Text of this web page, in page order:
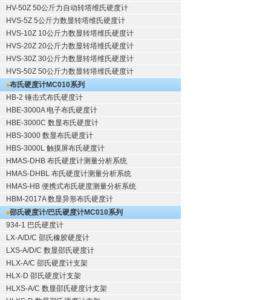
HV-50Z 50公斤力自动转塔维氏硬度计
HVS-5Z 5公斤力数显转塔维氏硬度计
HVS-10Z 10公斤力数显转塔维氏硬度计
HVS-20Z 20公斤力数显转塔维氏硬度计
HVS-30Z 30公斤力数显转塔维氏硬度计
HVS-50Z 50公斤力数显转塔维氏硬度计
布氏硬度计MC010系列
HB-2 锤击式布氏硬度计
HBE-3000A 电子布氏硬度计
HBE-3000C 数显布氏硬度计
HBS-3000 数显布氏硬度计
HBS-3000L 触摸屏布氏硬度计
HMAS-DHB 布氏硬度计测量分析系统
HMAS-DHBL 布氏硬度计测量分析系统
HMAS-HB 便携式布氏硬度测量分析系统
HBM-2017A 数显异形布氏硬度计
邵氏硬度计/巴氏硬度计MC010系列
934-1 巴氏硬度计
LX-A/D/C 邵氏橡胶硬度计
LXS-A/D/C 数显邵氏硬度计
HLX-A/C 邵氏硬度计支架
HLX-D 邵氏硬度计支架
HLXS-A/C 数显邵氏硬度计支架